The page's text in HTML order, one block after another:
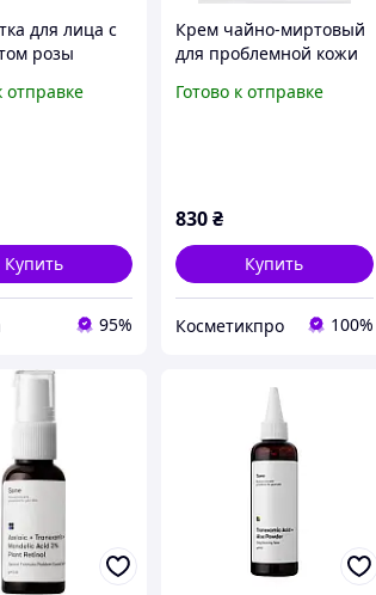
для лица с
розы
отправке
Купить
95%
Крем чайно-миртовый
для проблемной кожи
Готово к отправке
830₴
Купить
Косметикпро 100%